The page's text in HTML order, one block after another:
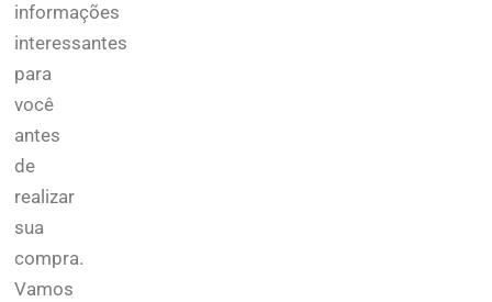
informações
interessantes
para
você
antes
de
realizar
sua
compra.
Vamos